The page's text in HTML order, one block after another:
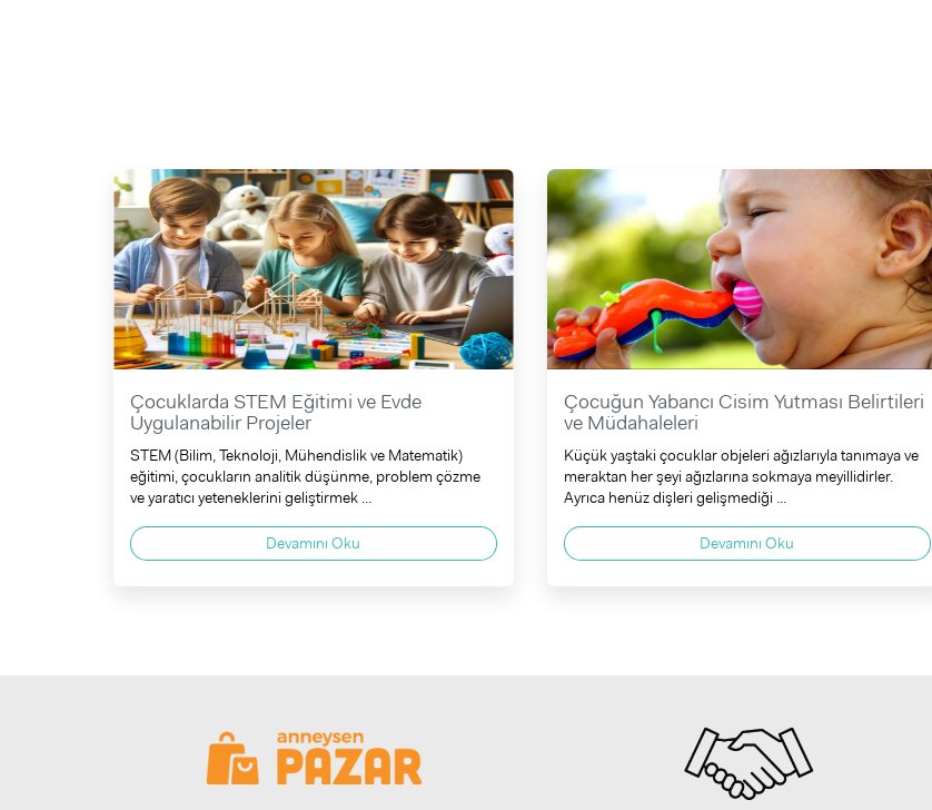
Çocuklarda STEM Eğitimi ve Evde
Uygulanabilir Projeler
STEM (Bilim, Teknoloji, Mühendislik ve Matematik)
eğitimi, çocukların analitik düşünme, problem çözme
ve yaratıcı yeteneklerini geliştirmek ...
Devamını Oku
Çocuğun Yabancı Cisim Yutması Belirtileri
ve Müdahaleleri
Küçük yaştaki çocuklar objeleri ağızlarıyla tanımaya ve
meraktan her şeyi ağızlarına sokmaya meyillidirler.
Ayrıca henüz dişleri gelişmediği ...
Devamını Oku